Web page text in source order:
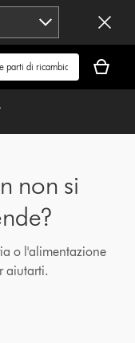
carrello
è
non si
o l'alimentazione
aiutarti.